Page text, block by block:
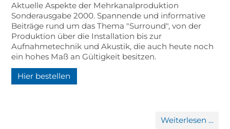
Aktuelle Aspekte der Mehrkanalproduktion
Sonderausgabe 2000. Spannende und informative
Beiträge rund um das Thema "Surround", von der
Produktion über die Installation bis zur
Aufnahmetechnik und Akustik, die auch heute noch
ein hohes Maß an Gültigkeit besitzen.
Hier bestellen
Weiterlesen …